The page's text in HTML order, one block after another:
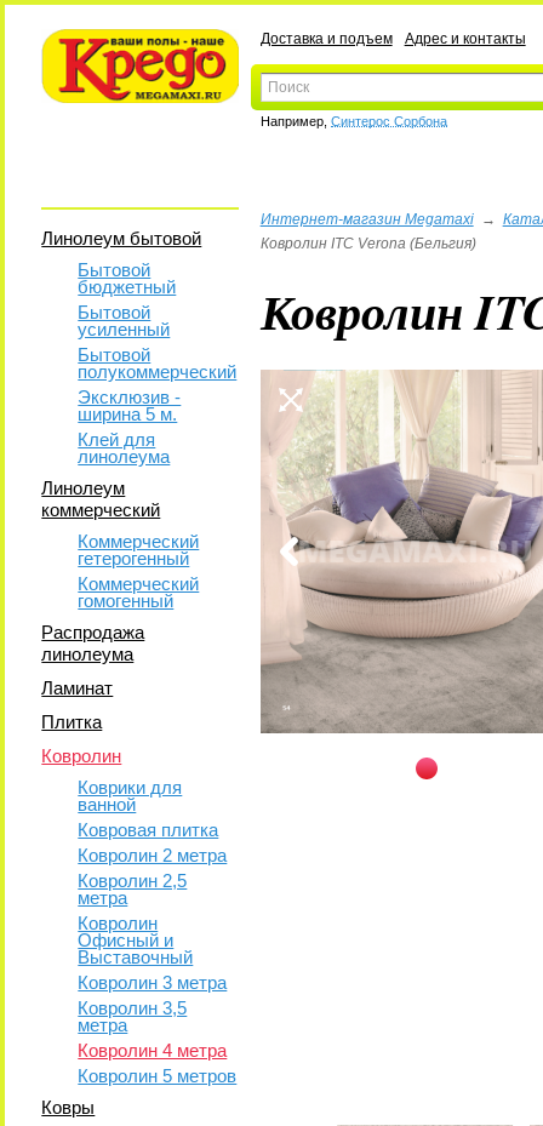
Доставка и подъем Адрес и контакты
Например, Синтерос Сорбона
Линолеум бытовой
Бытовой
бюджетный
Бытовой
усиленный
Бытовой
полукоммерческий
Эксклюзив -
ширина 5 м.
Клей для
линолеума
Линолеум
коммерческий
Коммерческий
гетерогенный
Коммерческий
гомогенный
Распродажа
линолеума
Ламинат
Плитка
Ковролин
Коврики для
ванной
Ковровая плитка
Ковролин 2 метра
Ковролин 2,5
метра
Ковролин
Офисный и
Выставочный
Ковролин 3 метра
Ковролин 3,5
метра
Ковролин 4 метра
Ковролин 5 метров
Ковры
Интернет-магазин Megamaxi→
Ковролин ITC Verona (Бельгия)
Ковролин